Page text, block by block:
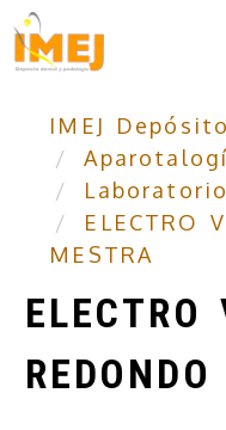
IMEJ
Laboratorio
ELECTRO
MESTRA
ELECTRO